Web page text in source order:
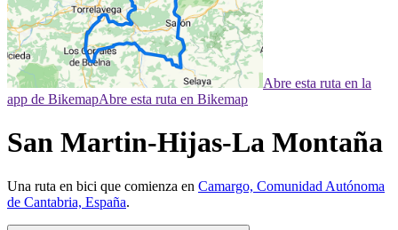
Abre esta ruta en la
app de BikemapAbre esta ruta en Bikemap
San Martin-Hijas-La Montaña
Una ruta en bici que comienza en Camargo, Comunidad Autónoma
de Cantabria, España.